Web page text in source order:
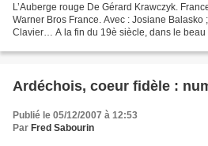
L’Auberge rouge De Gérard Krawczyk.
Warner Bros France. Avec : Josiane Balasko
Clavier… A la fin du 19è siècle, dans le beau
Ardéchois, coeur fidèle :
Publié le 05/12/2007 à 12:53
Par Fred Sabourin